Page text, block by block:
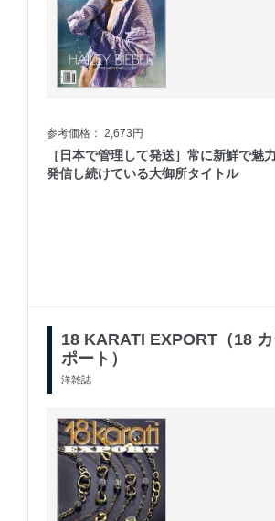
参考価格： 2,673円
［日本で管理して発送］常に新鮮で魅
発信し続けている大御所タイトル
18 KARATI EXPORT（18
ポート）
洋雑誌